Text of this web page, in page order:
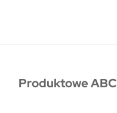
Produktowe ABC